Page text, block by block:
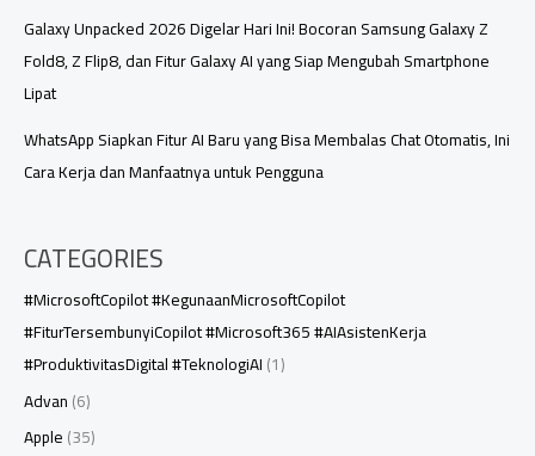
Galaxy Unpacked 2026 Digelar Hari Ini! Bocoran Samsung Galaxy Z
Fold8, Z Flip8, dan Fitur Galaxy AI yang Siap Mengubah Smartphone
Lipat
WhatsApp Siapkan Fitur AI Baru yang Bisa Membalas Chat Otomatis, Ini
Cara Kerja dan Manfaatnya untuk Pengguna
CATEGORIES
#MicrosoftCopilot #KegunaanMicrosoftCopilot
#FiturTersembunyiCopilot #Microsoft365 #AIAsistenKerja
#ProduktivitasDigital #TeknologiAI(1)
Advan(6)
Apple(35)